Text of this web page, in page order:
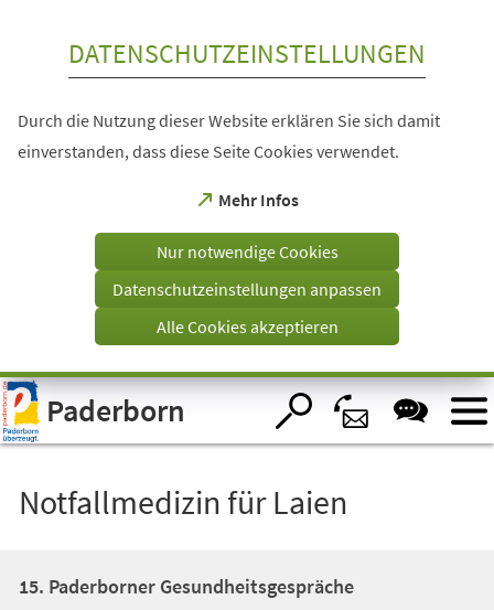
Visuelle
Assistenzsoftware
öffnen.
DATENSCHUTZEINSTELLUNGEN
Durch die Nutzung dieser Website erklären Sie sich damit
einverstanden, dass diese Seite Cookies verwendet.
Mehr Infos
(Öffnet
einem
Tab)
Nur notwendige Cookies
Datenschutzeinstellungen anpassen
Alle Cookies akzeptieren
Paderborn
Notfallmedizin für Laien
15. Paderborner Gesundheitsgespräche